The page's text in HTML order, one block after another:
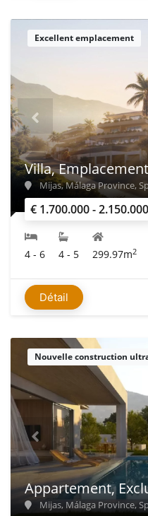
Excellent emplacement
€ 1.700.000 - 2.150.000
Villa,
Mijas, Málaga Province,
4 - 6 4 - 5 299.97m2
Détail
Nouvelle construction
Appartement,
Mijas, Málaga Province,